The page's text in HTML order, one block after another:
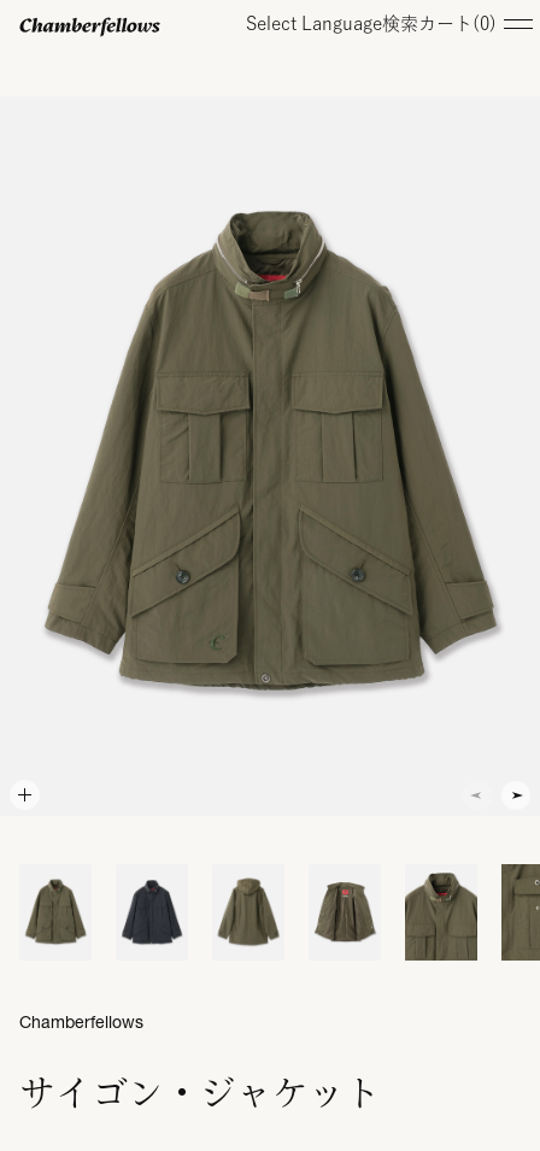
Select Language検索 カート( 0)
サイゴン・ジャケット
Chamberfellows